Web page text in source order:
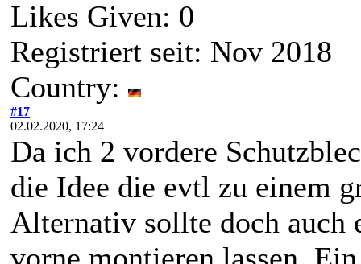
Likes Given: 0
Registriert seit: Nov 2018
Country:
#17
02.02.2020, 17:24
Da ich 2 vordere
die Idee die evtl zu einem
Alternativ sollte doch auch